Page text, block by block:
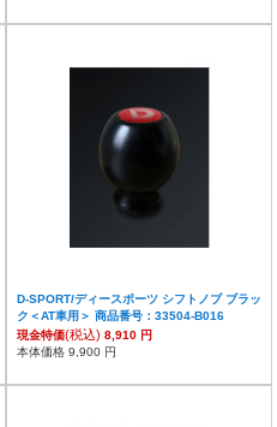
D-SPORT/ディースポーツ シフトノブ ブラッ
ク＜AT車用＞ 商品番号：33504-B016
現金特価(税込) 8,910 円
本体価格 9,900 円